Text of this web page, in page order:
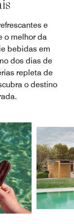
e
o melhor da
bebidas em
dos dias de
repleta de
o destino